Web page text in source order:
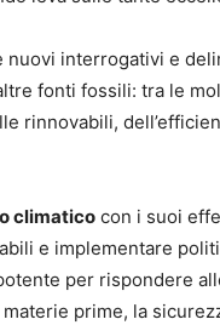
nuovi interrogativi e
fonti fossili: tra le
rinnovabili,
climatico con i suoi
e implementare
per rispondere
prime, la